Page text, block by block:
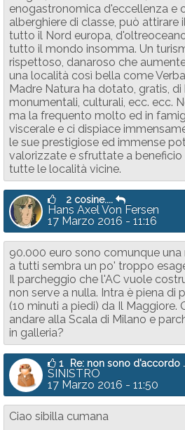
enogastronomica d'eccellenza e
alberghiere di classe, può attirare
tutto il Nord europa,
tutto il mondo insomma. Un
rispettoso, danaroso che
una località così bella come
Madre Natura ha dotato, gratis,
monumentali, culturali, ecc. ecc.
ma la frequento molto ed in
viscerale e ci dispiace
le sue prestigiose ed immense
valorizzate e sfruttate a beneficio
tutte le località vicine.
2 cosine....
Hans Axel Von Fersen
17 Marzo 2016 - 11:16
90.000 euro sono comunque
a tutti sembra un po' troppo
Il parcheggio che l'AC vuole
non serve a nulla. Intra è piena di
(10 minuti a piedi) da Il Maggiore.
andare alla Scala di Milano e
in galleria?
1 Re: non sono d'accordo
SINISTRO
17 Marzo 2016 - 11:50
Ciao sibilla cumana